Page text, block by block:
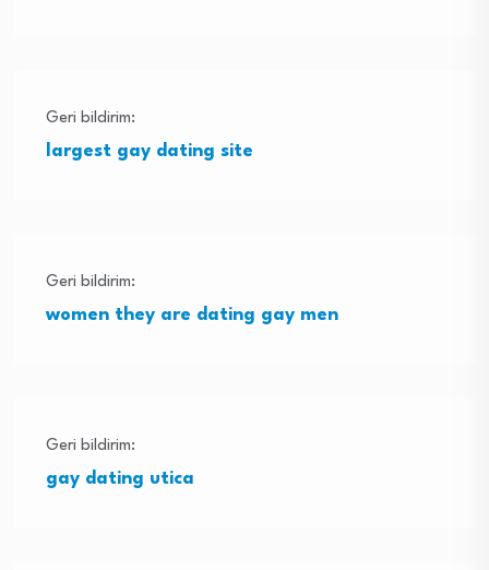
Geri bildirim:
largest gay dating site
Geri bildirim:
women they are dating gay men
Geri bildirim:
gay dating utica